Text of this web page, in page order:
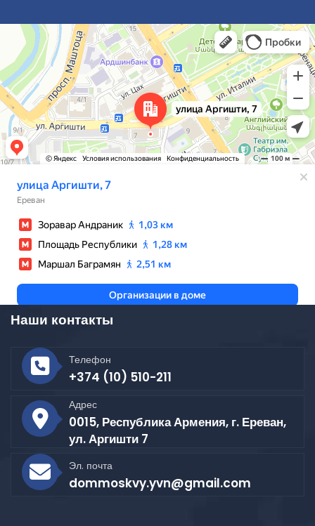
Ереван
Улица Аргишти, 7 — Яндекс Карты
Наши контакты
Телефон
+374 (10) 510-211
Адрес
0015, Республика Армения, г. Ереван,
ул. Аргишти 7
Эл. почта
dommoskvy.yvn@gmail.com